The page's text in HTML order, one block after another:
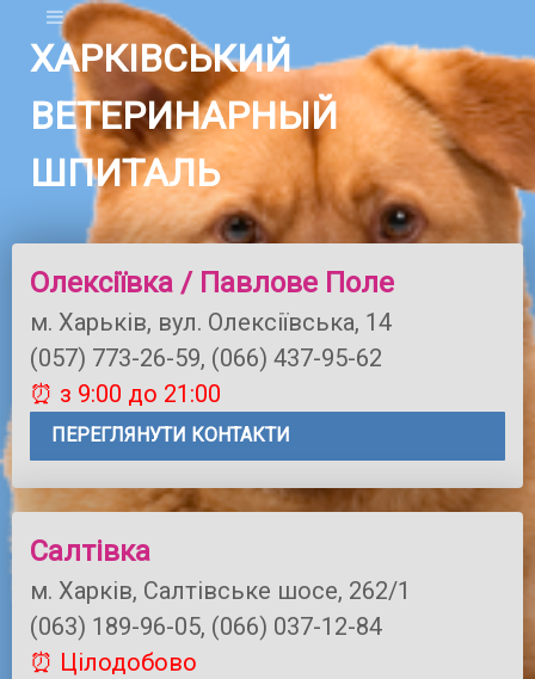
ХАРКІВСЬКИЙ
ВЕТЕРИНАРНЫЙ
ШПИТАЛЬ
Олексіївка / Павлове Поле
м. Харьків, вул. Олексіївська, 14
(057) 773-26-59, (066) 437-95-62
⏰ з 9:00 до 21:00
ПЕРЕГЛЯНУТИ КОНТАКТИ
Салтівка
м. Харків, Салтівське шосе, 262/1
(063) 189-96-05, (066) 037-12-84
⏰ Цілодобово